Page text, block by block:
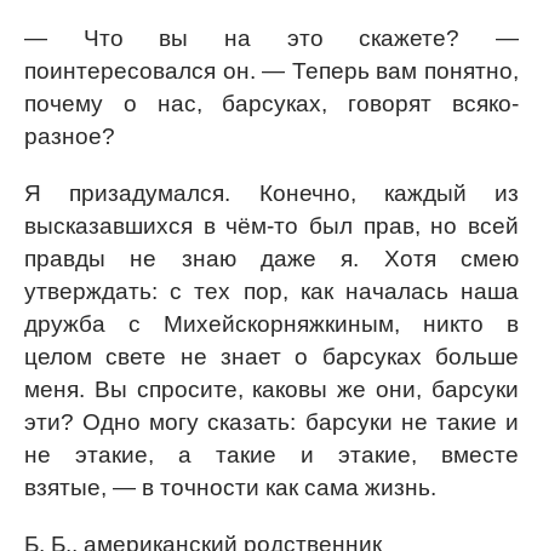
— Что вы на это скажете? —
поинтересовался он. — Теперь вам понятно,
почему о нас, барсуках, говорят всяко-
разное?
Я призадумался. Конечно, каждый из
высказавшихся в чём-то был прав, но всей
правды не знаю даже я. Хотя смею
утверждать: с тех пор, как началась наша
дружба с Михейскорняжкиным, никто в
целом свете не знает о барсуках больше
меня. Вы спросите, каковы же они, барсуки
эти? Одно могу сказать: барсуки не такие и
не этакие, а такие и этакие, вместе
взятые, — в точности как сама жизнь.
Б. Б., американский родственник